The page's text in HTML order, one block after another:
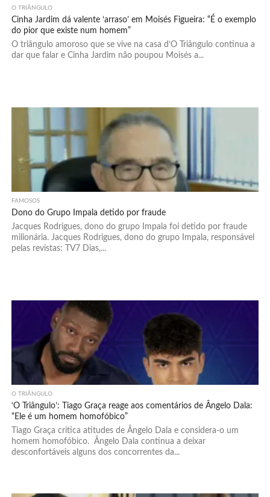
O TRIÂNGULO
Cinha Jardim dá valente ‘arraso’ em Moisés Figueira: “É o exemplo
do pior que existe num homem”
O triângulo amoroso que se vive na casa d’O Triângulo continua a
dar que falar e Cinha Jardim não poupou Moisés a...
FAMOSOS
Dono do Grupo Impala detido por fraude
Jacques Rodrigues, dono do grupo Impala foi detido por fraude
milionária. Jacques Rodrigues, dono do grupo Impala, responsável
pelas revistas: TV7 Dias,...
O TRIÂNGULO
‘O Triângulo’: Tiago Graça reage aos comentários de Ângelo Dala:
“Ele é um homem homofóbico”
Tiago Graça critica atitudes de Ângelo Dala e considera-o um
homem homofóbico. Ângelo Dala continua a deixar
desconfortáveis alguns dos concorrentes da...